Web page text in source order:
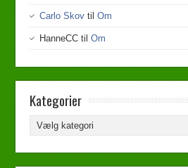
Carlo Skov tilOm
HanneCC tilOm
Kategorier